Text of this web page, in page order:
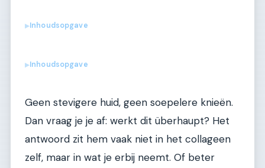
▶Inhoudsopgave
▶Inhoudsopgave
Geen stevigere huid, geen soepelere knieën.
Dan vraag je je af: werkt dit überhaupt? Het
antwoord zit hem vaak niet in het collageen
zelf, maar in wat je erbij neemt. Of beter